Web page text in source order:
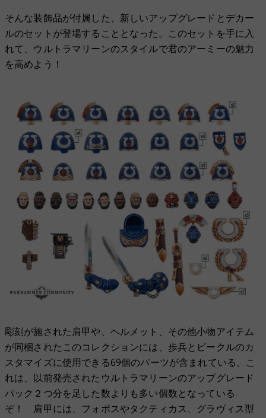
そんな装飾品が付属した、新しいアップグレードとデカー
ルのセットが登場することとなった。このセットを手に入
れて、ウルトラマリーンのスタイルで君のアーミーの魅力
を高めよう！
彫刻が施された肩甲や、ヘルメット、その他小物アイテム
が同梱されたこのコレクションには、歩兵とビークルのカ
スタマイズに使用できる69個のパーツが含まれている。こ
れは、以前発売されたウルトラマリーンのアップグレード
パック２つ分を足した数よりも多い個数となっている
ぞ！ 肩甲には、フォボスやタクティカス、グラヴィス型